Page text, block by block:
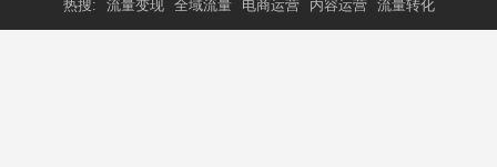
热搜: 流量变现 全域流量 电商运营 内容运营 流量转化